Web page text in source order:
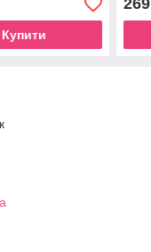
Купити
269